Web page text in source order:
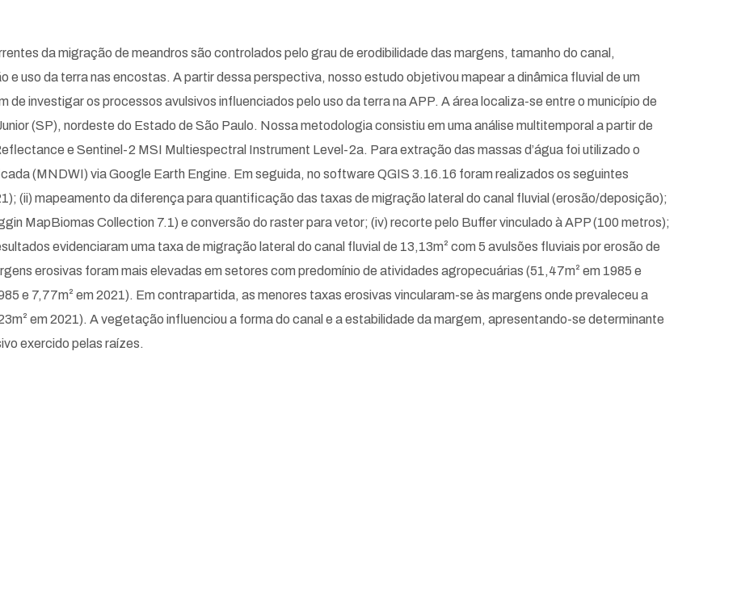
da migração de meandros são controlados pelo grau de erodibilidade das margens, tamanho do canal,
uso da terra nas encostas. A partir dessa perspectiva, nosso estudo objetivou mapear a dinâmica fluvial de um
de investigar os processos avulsivos influenciados pelo uso da terra na APP. A área localiza-se entre o município de
(SP), nordeste do Estado de São Paulo. Nossa metodologia consistiu em uma análise multitemporal a partir de
e Sentinel-2 MSI Multiespectral Instrument Level-2a. Para extração das massas d’água foi utilizado o
(MNDWI) via Google Earth Engine. Em seguida, no software QGIS 3.16.16 foram realizados os seguintes
(ii) mapeamento da diferença para quantificação das taxas de migração lateral do canal fluvial (erosão/deposição);
MapBiomas Collection 7.1) e conversão do raster para vetor; (iv) recorte pelo Buffer vinculado à APP (100 metros);
evidenciaram uma taxa de migração lateral do canal fluvial de 13,13m² com 5 avulsões fluviais por erosão de
erosivas foram mais elevadas em setores com predomínio de atividades agropecuárias (51,47m² em 1985 e
e 7,77m² em 2021). Em contrapartida, as menores taxas erosivas vincularam-se às margens onde prevaleceu a
em 2021). A vegetação influenciou a forma do canal e a estabilidade da margem, apresentando-se determinante
exercido pelas raízes.